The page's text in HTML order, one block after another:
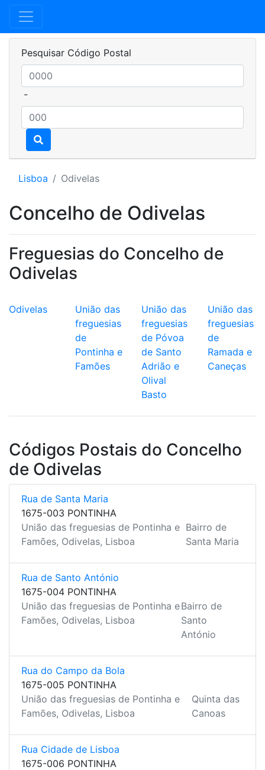
Pesquisar Código Postal
-
Lisboa Odivelas
Concelho de Odivelas
Freguesias do Concelho de
Odivelas
Odivelas
União das
freguesias
de
Pontinha e
Famões
União das
freguesias
de Póvoa
de Santo
Adrião e
Olival
Basto
União das
freguesias
de
Ramada e
Caneças
Códigos Postais do Concelho
de Odivelas
Rua de Santa Maria
1675-003 PONTINHA
União das freguesias de Pontinha e
Famões, Odivelas, Lisboa
Bairro de
Santa Maria
Rua de Santo António
1675-004 PONTINHA
União das freguesias de Pontinha e
Famões, Odivelas, Lisboa
Bairro de
Santo
António
Rua do Campo da Bola
1675-005 PONTINHA
União das freguesias de Pontinha e
Famões, Odivelas, Lisboa
Quinta das
Canoas
Rua Cidade de Lisboa
1675-006 PONTINHA